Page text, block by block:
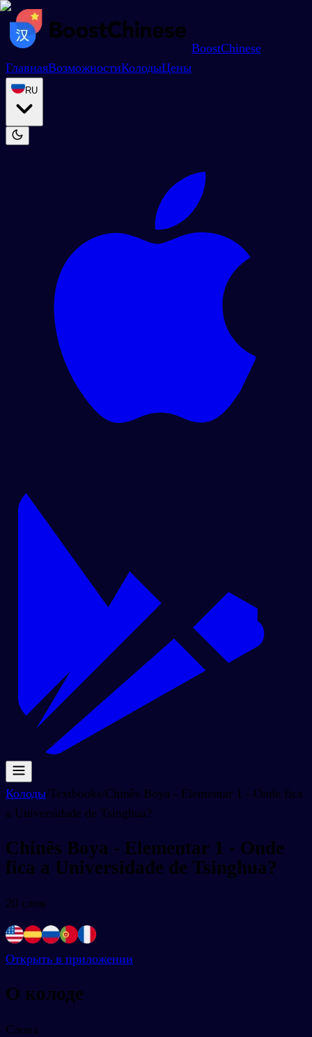
BoostChinese
ГлавнаяВозможностиКолодыЦены
RU
Колоды/Textbooks/Chinês Boya - Elementar 1 - Onde fica
a Universidade de Tsinghua?
Chinês Boya - Elementar 1 - Onde
fica a Universidade de Tsinghua?
20 слов
Открыть в приложении
О колоде
Слова